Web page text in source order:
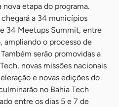
etapa do programa.
a 34 municípios
34 Meetups Summit, entre
ampliando o processo de
serão promovidas a
novas missões nacionais
e novas edições do
no Bahia Tech
entre os dias 5 e 7 de